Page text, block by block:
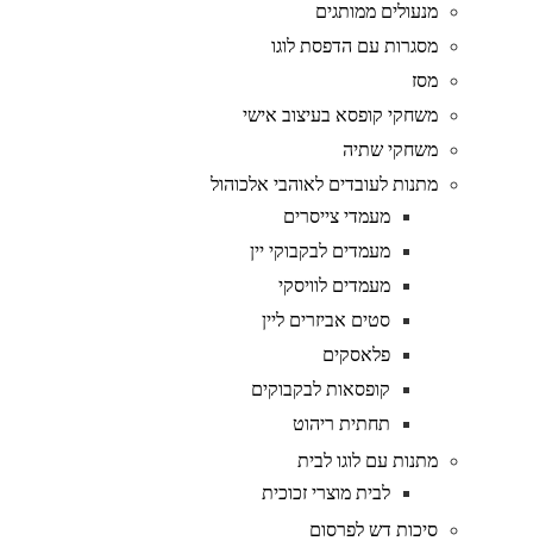
מנעולים ממותגים
מסגרות עם הדפסת לוגו
מסז
משחקי קופסא בעיצוב אישי
משחקי שתיה
מתנות לעובדים לאוהבי אלכוהול
מעמדי צייסרים
מעמדים לבקבוקי יין
מעמדים לוויסקי
סטים אביזרים ליין
פלאסקים
קופסאות לבקבוקים
תחתית ריהוט
מתנות עם לוגו לבית
לבית מוצרי זכוכית
סיכות דש לפרסום